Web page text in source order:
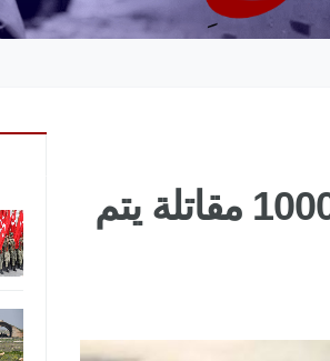
أخبار: الدفاع الأمريكية تهدف إلى نشر 1000 مقاتلة يتم